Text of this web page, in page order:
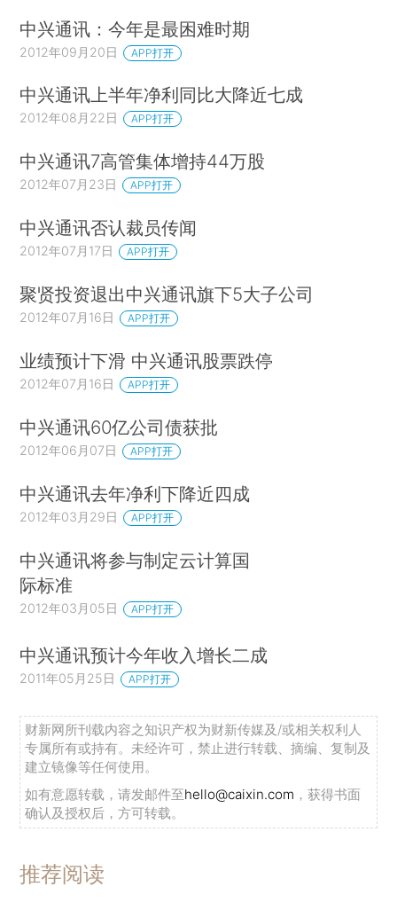
中兴通讯：今年是最困难时期
2012年09月20日 APP打开
中兴通讯上半年净利同比大降近七成
2012年08月22日 APP打开
中兴通讯7高管集体增持44万股
2012年07月23日 APP打开
中兴通讯否认裁员传闻
2012年07月17日 APP打开
聚贤投资退出中兴通讯旗下5大子公司
2012年07月16日 APP打开
业绩预计下滑 中兴通讯股票跌停
2012年07月16日 APP打开
中兴通讯60亿公司债获批
2012年06月07日 APP打开
中兴通讯去年净利下降近四成
2012年03月29日 APP打开
中兴通讯将参与制定云计算国
际标准
2012年03月05日 APP打开
中兴通讯预计今年收入增长二成
2011年05月25日 APP打开
财新网所刊载内容之知识产权为财新传媒及/或相关权利人
专属所有或持有。未经许可，禁止进行转载、摘编、复制及
建立镜像等任何使用。
如有意愿转载，请发邮件至hello@caixin.com ，获得书面
确认及授权后，方可转载。
推荐阅读